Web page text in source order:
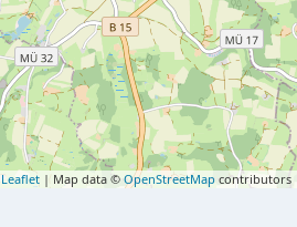
Leaflet | Map data © OpenStreetMap contributors